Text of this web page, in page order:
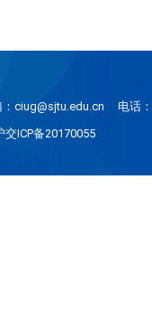
：ciug@sjtu.edu.cn 电话
ICP备20170055